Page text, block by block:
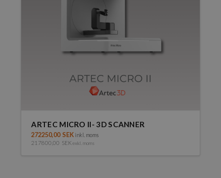
ARTEC MICRO II- 3D SCANNER
272250,00 SEK inkl. moms
217800,00 SEK exkl. moms